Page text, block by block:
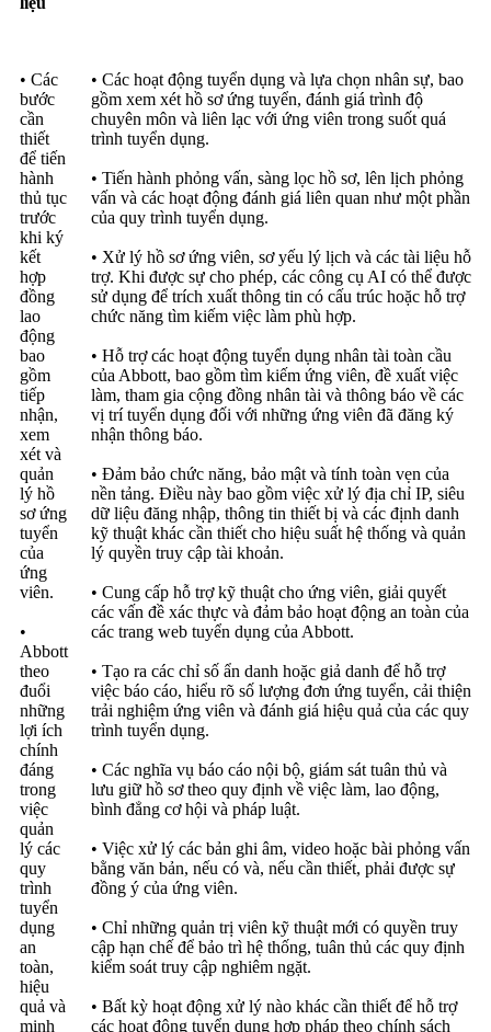
• Các
bước
cần
thiết
để tiến
hành
thủ tục
trước
khi ký
kết
hợp
đồng
lao
động
bao
gồm
tiếp
nhận,
xem
xét và
quản
lý hồ
sơ ứng
tuyển
của
ứng
viên.
•
Abbott
theo
đuổi
những
lợi ích
chính
đáng
trong
việc
quản
lý các
quy
trình
tuyển
dụng
an
toàn,
hiệu
quả và
minh
• Các hoạt động tuyển dụng và lựa chọn nhân sự, bao
gồm xem xét hồ sơ ứng tuyển, đánh giá trình độ
chuyên môn và liên lạc với ứng viên trong suốt quá
trình tuyển dụng.
• Tiến hành phỏng vấn, sàng lọc hồ sơ, lên lịch phỏng
vấn và các hoạt động đánh giá liên quan như một phần
của quy trình tuyển dụng.
• Xử lý hồ sơ ứng viên, sơ yếu lý lịch và các tài liệu hỗ
trợ. Khi được sự cho phép, các công cụ AI có thể được
sử dụng để trích xuất thông tin có cấu trúc hoặc hỗ trợ
chức năng tìm kiếm việc làm phù hợp.
• Hỗ trợ các hoạt động tuyển dụng nhân tài toàn cầu
của Abbott, bao gồm tìm kiếm ứng viên, đề xuất việc
làm, tham gia cộng đồng nhân tài và thông báo về các
vị trí tuyển dụng đối với những ứng viên đã đăng ký
nhận thông báo.
• Đảm bảo chức năng, bảo mật và tính toàn vẹn của
nền tảng. Điều này bao gồm việc xử lý địa chỉ IP, siêu
dữ liệu đăng nhập, thông tin thiết bị và các định danh
kỹ thuật khác cần thiết cho hiệu suất hệ thống và quản
lý quyền truy cập tài khoản.
• Cung cấp hỗ trợ kỹ thuật cho ứng viên, giải quyết
các vấn đề xác thực và đảm bảo hoạt động an toàn của
các trang web tuyển dụng của Abbott.
• Tạo ra các chỉ số ẩn danh hoặc giả danh để hỗ trợ
việc báo cáo, hiểu rõ số lượng đơn ứng tuyển, cải thiện
trải nghiệm ứng viên và đánh giá hiệu quả của các quy
trình tuyển dụng.
• Các nghĩa vụ báo cáo nội bộ, giám sát tuân thủ và
lưu giữ hồ sơ theo quy định về việc làm, lao động,
bình đẳng cơ hội và pháp luật.
• Việc xử lý các bản ghi âm, video hoặc bài phỏng vấn
bằng văn bản, nếu có và, nếu cần thiết, phải được sự
đồng ý của ứng viên.
• Chỉ những quản trị viên kỹ thuật mới có quyền truy
cập hạn chế để bảo trì hệ thống, tuân thủ các quy định
kiểm soát truy cập nghiêm ngặt.
• Bất kỳ hoạt động xử lý nào khác cần thiết để hỗ trợ
các hoạt động tuyển dụng hợp pháp theo chính sách